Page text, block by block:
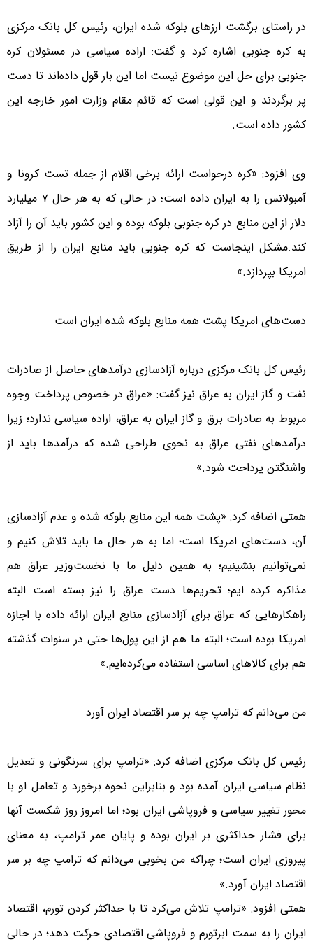
در راستای برگشت ارزهای بلوکه شده ایران، رئیس کل بانک مرکزی
به کره جنوبی اشاره کرد و گفت: اراده سیاسی در مسئولان کره
جنوبی برای حل این موضوع نیست اما این بار قول داده‌اند تا دست
پر برگردند و این قولی است که قائم مقام وزارت امور خارجه این
کشور داده است.
وی افزود: «کره درخواست ارائه برخی اقلام از جمله تست کرونا و
آمبولانس را به ایران داده است؛ در حالی که به هر حال ۷ میلیارد
دلار از این منابع در کره جنوبی بلوکه بوده و این کشور باید آن را آزاد
کند.مشکل اینجاست که کره جنوبی باید منابع ایران را از طریق
امریکا بپردازد.»
دست‌های امریکا پشت همه منابع بلوکه شده ایران است
رئیس کل بانک مرکزی درباره آزادسازی درآمدهای حاصل از صادرات
نفت و گاز ایران به عراق نیز گفت: «عراق در خصوص پرداخت وجوه
مربوط به صادرات برق و گاز ایران به عراق، اراده سیاسی ندارد؛ زیرا
درآمدهای نفتی عراق به نحوی طراحی شده که درآمدها باید از
واشنگتن پرداخت شود.»
همتی اضافه کرد: «پشت همه این منابع بلوکه شده و عدم آزادسازی
آن، دست‌های امریکا است؛ اما به هر حال ما باید تلاش کنیم و
نمی‌توانیم بنشینیم؛ به همین دلیل ما با نخست‌وزیر عراق هم
مذاکره کرده ایم؛ تحریم‌ها دست عراق را نیز بسته است البته
راهکارهایی که عراق برای آزادسازی منابع ایران ارائه داده با اجازه
امریکا بوده است؛ البته ما هم از این پول‌ها حتی در سنوات گذشته
هم برای کالاهای اساسی استفاده می‌کرده‌ایم.»
من می‌دانم که ترامپ چه بر سر اقتصاد ایران آورد
رئیس کل بانک مرکزی اضافه کرد: «ترامپ برای سرنگونی و تعدیل
نظام سیاسی ایران آمده بود و بنابراین نحوه برخورد و تعامل او با
محور تغییر سیاسی و فروپاشی ایران بود؛ اما امروز روز شکست آنها
برای فشار حداکثری بر ایران بوده و پایان عمر ترامپ، به معنای
پیروزی ایران است؛ چراکه من بخوبی می‌دانم که ترامپ چه بر سر
اقتصاد ایران آورد.»
همتی افزود: «ترامپ تلاش می‌کرد تا با حداکثر کردن تورم، اقتصاد
ایران را به سمت ابرتورم و فروپاشی اقتصادی حرکت دهد؛ در حالی